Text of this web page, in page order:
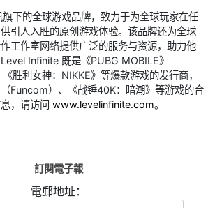
下的全球游戏品牌，致力于为全球玩家在任
引人入胜的原创游戏体验。该品牌还为全球
工作室网络提供广泛的服务与资源，助力他
Infinite 既是《PUBG MOBILE》
胜利女神：NIKKE》等爆款游戏的发行商，
Funcom）、《战锤40K：暗潮》等游戏的合
，请访问 www.levelinfinite.com。
訂閱電子報
電郵地址：